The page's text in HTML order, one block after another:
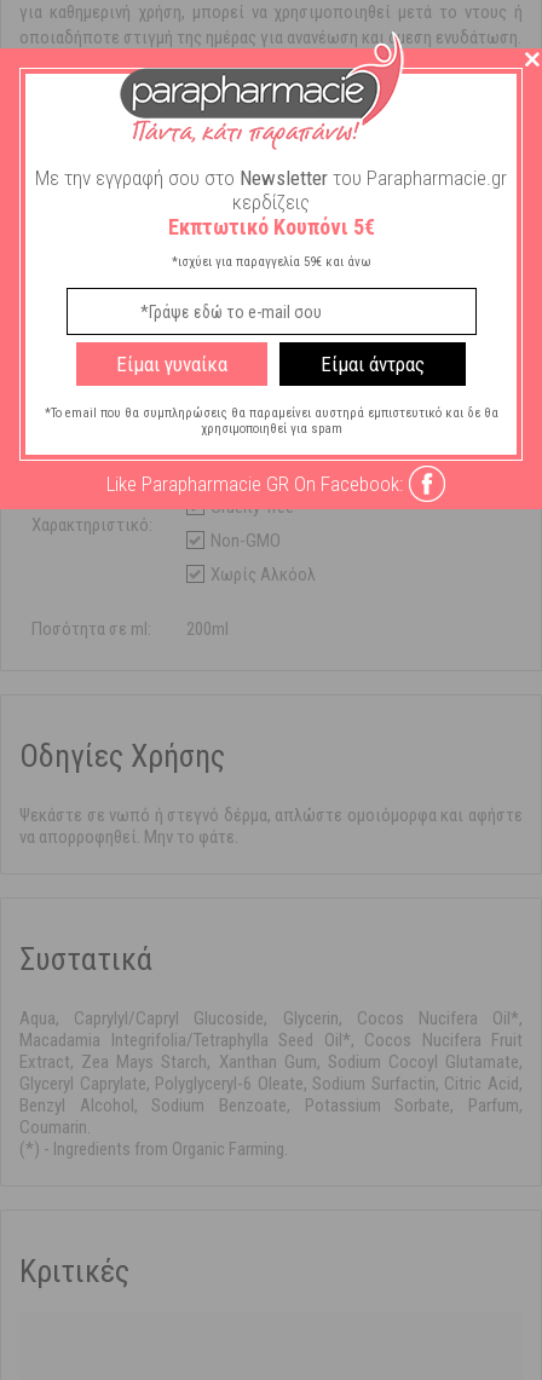
για καθημερινή χρήση, μπορεί να χρησιμοποιηθεί μετά το ντους ή
οποιαδήποτε στιγμή της ημέρας για ανανέωση και άμεση ενυδάτωση.
Χωρίς GMO (Γενετικά Τροποποιημένους Μικροοργανισμούς), χωρίς
Χαρακτηριστικά
Μάρκα: Organic Shop
Ανάγκη Σώματος: Ενυδάτωση
Σώματος:
Spray
Χαρακτηριστικό:
Cruelty-free
Non-GMO
Χωρίς Αλκόολ
Ποσότητα σε ml: 200ml
Οδηγίες Χρήσης
Ψεκάστε σε νωπό ή στεγνό δέρμα, απλώστε ομοιόμορφα και αφήστε
να απορροφηθεί. Μην το φάτε.
Συστατικά
Aqua, Caprylyl/Capryl Glucoside, Glycerin, Cocos Nucifera Oil*,
Macadamia Integrifolia/Tetraphylla Seed Oil*, Cocos Nucifera Fruit
Extract, Zea Mays Starch, Xanthan Gum, Sodium Cocoyl Glutamate,
Glyceryl Caprylate, Polyglyceryl-6 Oleate, Sodium Surfactin, Citric Acid,
Benzyl Alcohol, Sodium Benzoate, Potassium Sorbate, Parfum,
Coumarin.
(*) - Ingredients from Organic Farming.
Κριτικές
Με την εγγραφή σου στο Newsletter του Parapharmacie.gr
κερδίζεις
Εκπτωτικό Κουπόνι 5€
*ισχύει για παραγγελία 59€ και άνω
Είμαι γυναίκα Είμαι άντρας
*Το email που θα συμπληρώσεις θα παραμείνει αυστηρά εμπιστευτικό και δε θα
χρησιμοποιηθεί για spam
Like Parapharmacie GR On Facebook: